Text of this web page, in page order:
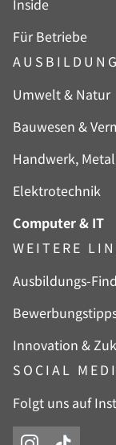
Inside
Für Betriebe
Navigation
Umwelt & Natur
Bauwesen &
Handwerk,
Elektrotechnik
Computer & IT
WEITERE
Navigation
Ausbildungs-
Innovation &
SOCIAL
Folgt uns auf